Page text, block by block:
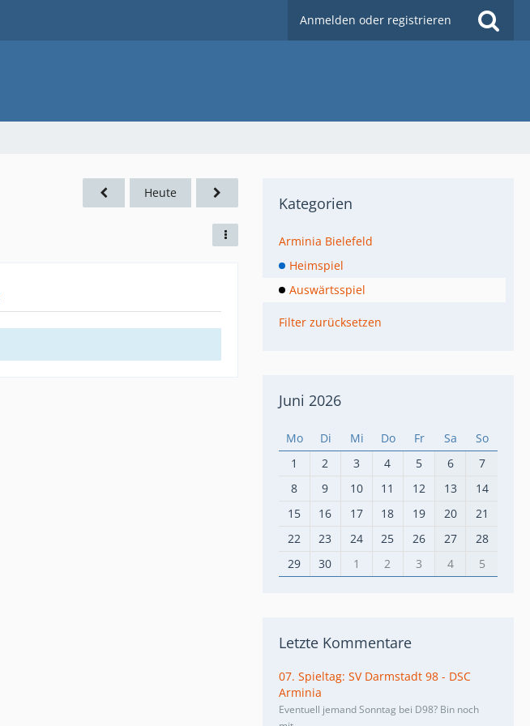
Anmelden oder registrieren
Heute
Kategorien
Arminia Bielefeld
Heimspiel
Auswärtsspiel
Filter zurücksetzen
Juni 2026
Mo Di Mi Do Fr Sa
So
1
2 3 4 5 6
7
8
9 10 11 12 13
14
15
16 17 18 19 20
21
22
23 24 25 26 27
28
29
30 1 2 3 4 5
Letzte Kommentare
07. Spieltag: SV Darmstadt 98 - DSC
Arminia
Eventuell jemand Sonntag bei D98? Bin noch